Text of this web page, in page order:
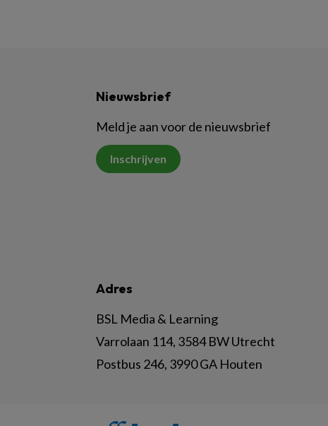
Nieuwsbrief
Meld je aan voor de nieuwsbrief
Inschrijven
Adres
BSL Media & Learning
Varrolaan 114, 3584 BW Utrecht
Postbus 246, 3990 GA Houten